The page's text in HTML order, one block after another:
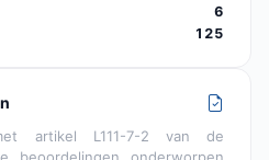
6
125
artikel L111-7-2 van de